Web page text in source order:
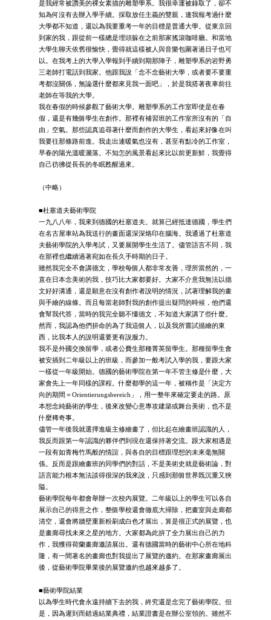
是我經常被讚美的裸女素描的雕塑學系。我很幸運被錄取了，卻不
知為何沒有去辦入學手續。採取放任主義的雙親，連我報考過什麼
大學都不知道，還以為我要重考一年的目標是普通大學。從東京回
到家的我，跟從前一樣總是埋頭躲在之前那家搖滾咖啡廳。和當地
大學生聊天依舊很愉快，覺得就這樣被人與音樂包圍著過日子也可
以。在我考上的大學入學報到手續到期那陣子，雕塑學系的岩野勇
三老師打電話到我家。他跟我說「念不念藝術大學，或者要不要重
考都沒關係，無論選什麼都來見我一面吧」，於是我搭著夜車前往
老師在等我的大學。
我在春假的時候參觀了藝術大學。雕塑學系的工作室即使是在春
假，還是有幾個學生在創作。那裡有補習班的工作室所沒有的「自
由」空氣。那些認真追尋著什麼而創作的大學生，看起來好像在叫
我要往那條路前進。我走出連暖氣也沒有，甚至有點冷的工作室，
早春的陽光溫暖灑落。不知怎的風景看起來比以前更新鮮，我覺得
自己彷彿從長長的冬眠甦醒過來。
（中略）
■杜塞道夫藝術學院
一九八八年，我來到德國的杜塞道夫。就算已經抵達德國，學生們
在名古屋車站為我送行的畫面還深深烙印在腦海。我通過了杜塞道
夫藝術學院的入學考試，又要展開學生生活了。儘管語言不同，我
在那裡也繼續過著宛如在長久手時期的日子。
雖然我完全不會講德文，學校每個人都非常友善，理所當然的，一
直在日本念美術的我，技巧比大家都要好。大家不介意我無法以德
文好好溝通，還是願意在沒有創作者說明的情況，試著理解我的畫
與手繪的線條。而且每當老師對我的創作提出疑問的時候，他們還
會幫我代答，當時的我完全聽不懂德文，不知道大家講了些什麼。
然而，我認為他們拚命的為了我這個人，以及我所嘗試描繪的東
西，比我本人的說明還要更有說服力。
我不是外國交換留學，或者公費生那種菁英留學生。那種留學生會
被安插到二年級以上的班級，而參加一般考試入學的我，要跟大家
一樣從一年級開始。德國的藝術學院在第一年不管主修是什麼，大
家會先上一年同樣的課程。什麼都學的這一年，被稱作是「決定方
向的期間＝Orientierungsbereich」，用一整年來確定要走的路。原
本想念純藝術的學生，後來改變心意專攻建築或舞台美術，也不是
什麼稀奇事。
儘管一年後我就選擇進級主修繪畫了，但比起在繪畫班認識的人，
我反而跟第一年認識的夥伴們到現在還保持著交流。跟大家相遇是
一段有如青梅竹馬般的情誼，與各自的目標跟理想的未來毫無關
係。反而是跟繪畫班的同學們的對話，不是美術史就是藝術論，對
語言能力根本無法談得很深的我來說，只感到那個世界既沉重又狹
隘。
藝術學院每年都會舉辦一次校內展覽。二年級以上的學生可以各自
展示自己的得意之作，整個學校還會徹底大掃除，把畫室與走廊都
清空，還會將牆壁重新粉刷成白色才展出，算是很正式的展覽，也
是畫廊尋找未來之星的地方。大家都為此拚了全力展出自己的力
作，我獲得荷蘭畫廊邀請展出。還有德國當時的藝術中心所在地科
隆，有一間著名的畫廊也對我提出了展覽的邀約。在那家畫廊展出
後，從藝術學院畢業後的展覽邀約也越來越多了。
■藝術學院結業
以為學生時代會永遠持續下去的我，終究還是念完了藝術學院。但
是，因為遲到而錯過結業典禮，結業證書是在辦公室領的。雖然不